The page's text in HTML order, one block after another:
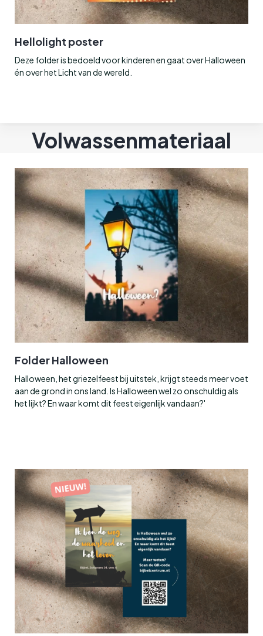
Hellolight poster
Deze folder is bedoeld voor kinderen en gaat over Halloween
én over het Licht van de wereld.
Volwassenmateriaal
Folder Halloween
Halloween, het griezelfeest bij uitstek, krijgt steeds meer voet
aan de grond in ons land. Is Halloween wel zo onschuldig als
het lijkt? En waar komt dit feest eigenlijk vandaan?'